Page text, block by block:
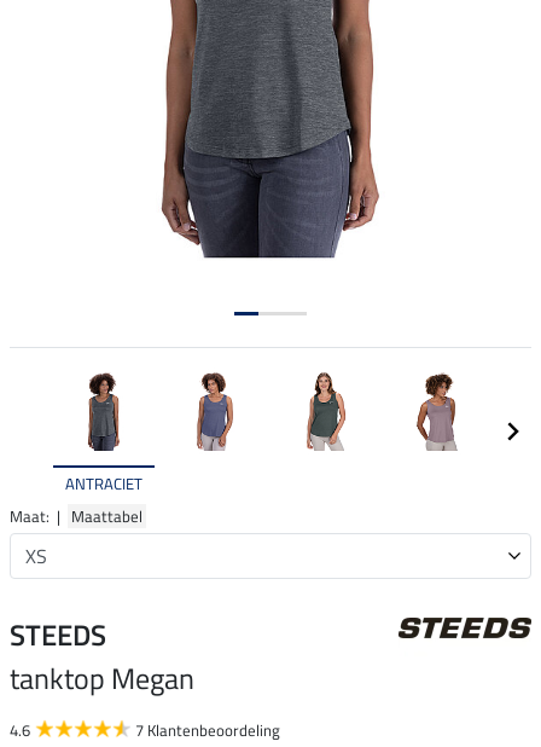
ANTRACIET
Maat: | Maattabel
STEEDS
tanktop Megan
4.6 7 Klantenbeoordeling